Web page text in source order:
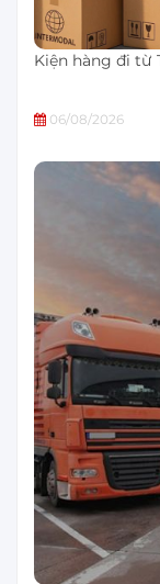
Kiện hàng đi từ
06/08/2026